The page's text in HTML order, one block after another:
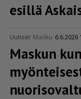
esillä
Uutiset Masku 6.6.2026
Maskun